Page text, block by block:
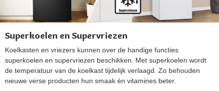
Superkoelen en Supervriezen
Koelkasten en vriezers kunnen over de handige functies
superkoelen en supervriezen beschikken. Met superkoelen wordt
de temperatuur van de koelkast tijdelijk verlaagd. Zo behouden
nieuwe verse producten hun smaak én vitamines beter.